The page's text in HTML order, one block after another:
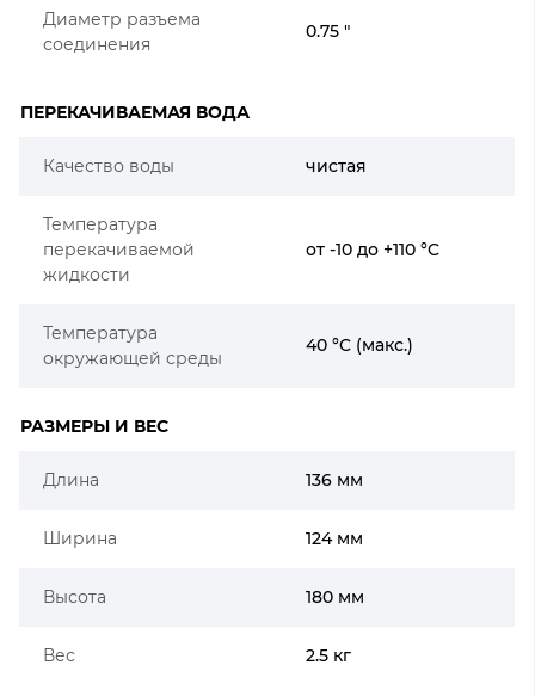
Диаметр разъема
соединения
0.75 "
ПЕРЕКАЧИВАЕМАЯ ВОДА
Качество воды чистая
Температура
перекачиваемой
жидкости
от -10 до +110 °C
Температура
окружающей среды
40 °C (макс.)
РАЗМЕРЫ И ВЕС
Длина 136 мм
Ширина 124 мм
Высота 180 мм
Вес 2.5 кг